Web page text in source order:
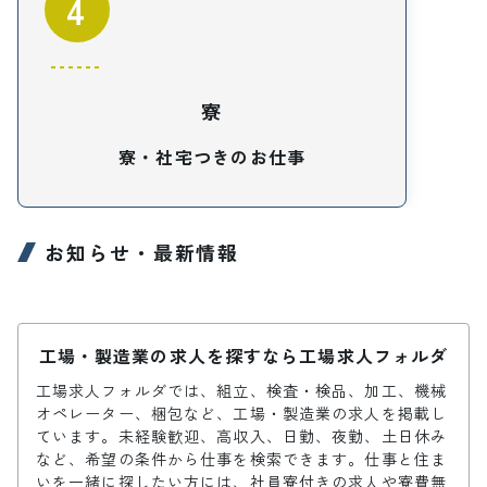
寮
寮・社宅つきのお仕事
お知らせ・最新情報
工場・製造業の求人を探すなら工場求人フォルダ
工場求人フォルダでは、組立、検査・検品、加工、機械
オペレーター、梱包など、工場・製造業の求人を掲載し
ています。未経験歓迎、高収入、日勤、夜勤、土日休み
など、希望の条件から仕事を検索できます。仕事と住ま
いを一緒に探したい方には、社員寮付きの求人や寮費無